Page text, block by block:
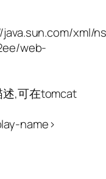
xml/
web-
,可在tomcat
name>